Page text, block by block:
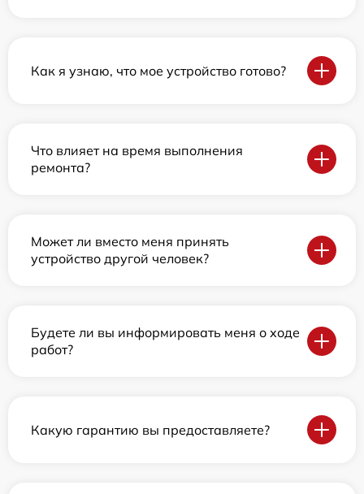
Как я узнаю, что мое устройство готово?
Что влияет на время выполнения
ремонта?
Может ли вместо меня принять
устройство другой человек?
Будете ли вы информировать меня о ходе
работ?
Какую гарантию вы предоставляете?